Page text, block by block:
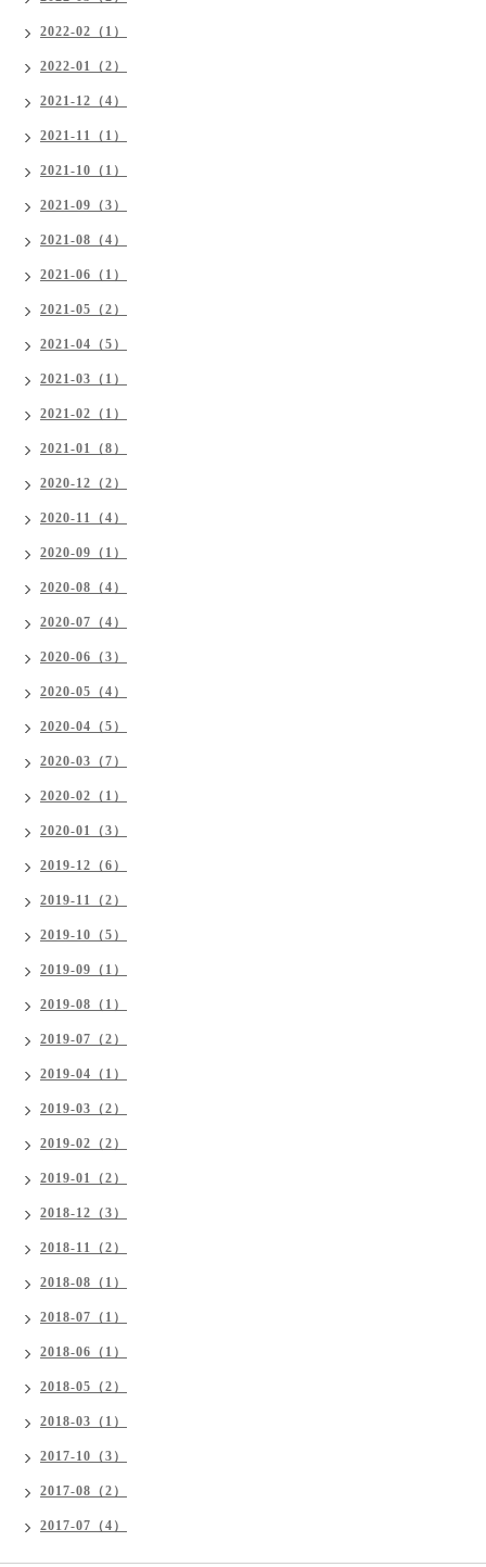
2022-02（1）
2022-01（2）
2021-12（4）
2021-11（1）
2021-10（1）
2021-09（3）
2021-08（4）
2021-06（1）
2021-05（2）
2021-04（5）
2021-03（1）
2021-02（1）
2021-01（8）
2020-12（2）
2020-11（4）
2020-09（1）
2020-08（4）
2020-07（4）
2020-06（3）
2020-05（4）
2020-04（5）
2020-03（7）
2020-02（1）
2020-01（3）
2019-12（6）
2019-11（2）
2019-10（5）
2019-09（1）
2019-08（1）
2019-07（2）
2019-04（1）
2019-03（2）
2019-02（2）
2019-01（2）
2018-12（3）
2018-11（2）
2018-08（1）
2018-07（1）
2018-06（1）
2018-05（2）
2018-03（1）
2017-10（3）
2017-08（2）
2017-07（4）